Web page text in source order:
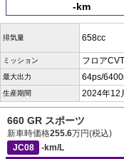
-km
排気量 658cc
ミッション フロアCVT
最大出力 64ps/
生産期間 2024年12
660 GR スポーツ
新車時価格255.6万円(税込)
JC08
-km/L